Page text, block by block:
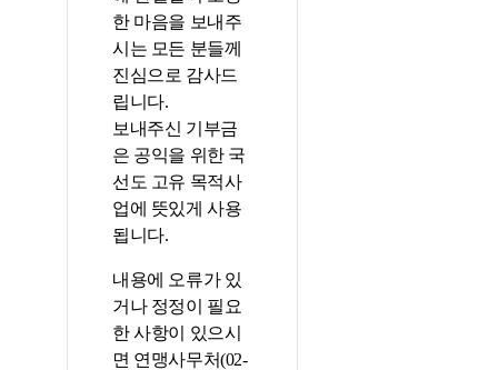
한 마음을 보내주
시는 모든 분들께
진심으로 감사드
립니다.
보내주신 기부금
은 공익을 위한 국
선도 고유 목적사
업에 뜻있게 사용
됩니다.
내용에 오류가 있
거나 정정이 필요
한 사항이 있으시
면 연맹사무처(02-